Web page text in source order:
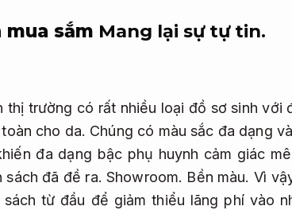
sắm Mang lại sự tự tin.
thị trường có rất nhiều loại đồ sơ sinh với
cho da. Chúng có màu sắc đa dạng
đa dạng bậc phụ huynh cảm giác
sách đã đề ra.Showroom. Bền màu. Vì
từ đầu để giảm thiểu lãng phí vào